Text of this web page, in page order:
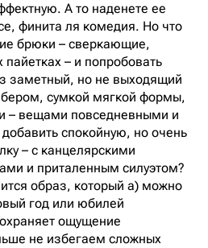
А то наденете ее
финита ля комедия. Но что
брюки – сверкающие,
– и попробовать
заметный, но не выходящий
сумкой мягкой формы,
– вещами повседневными и
спокойную, но очень
– с канцелярскими
и приталенным силуэтом?
образ, который а) можно
год или юбилей
ощущение
не избегаем сложных